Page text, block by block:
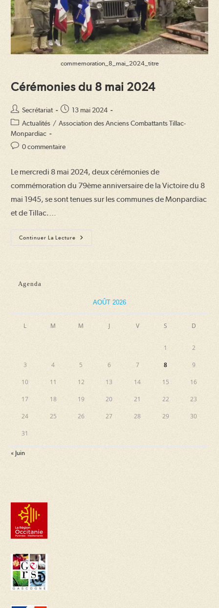
commemoration_8_mai_2024_titre
Cérémonies du 8 mai 2024
Auteur/autrice
de
la
publication :
Secrétariat
Publication
publiée :
13 mai 2024
Post
category:
Actualités / Association des Anciens Combattants Tillac-
Monpardiac
Commentaires
publication :
0 commentaire
Le mercredi 8 mai 2024, deux cérémonies de
commémoration du 79ème anniversaire de la Victoire du 8
mai 1945, se sont tenues sur les communes de Monpardiac
et de Tillac.…
Continuer La Lecture
Cérémonies
Du
Agenda
AOÛT 2026
L M M J V S D
1 2
3 4 5 6 7 8 9
10 11 12 13 14 15 16
17 18 19 20 21 22 23
24 25 26 27 28 29 30
31
« Juin